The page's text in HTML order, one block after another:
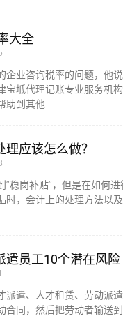
大全
企业咨询税率的问题，他
宝坻代理记账专业服务机
助到其他
应该怎么做？
“稳岗补贴“，但是在如何
时，会计上的处理方法以及
遣员工10个潜在风险
派遣、人才租赁、劳动派
合同，然后把劳动者输送